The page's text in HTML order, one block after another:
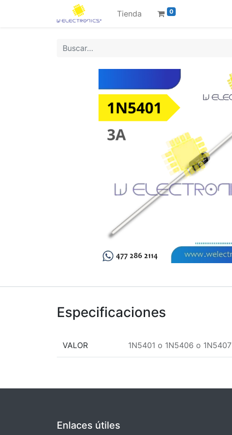
Tienda 0
Especificaciones
VALOR 1N5401 o 1N5406 o 1N5407
Enlaces útiles